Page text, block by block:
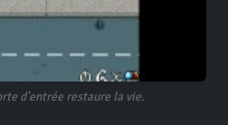
d'entrée restaure la vie.